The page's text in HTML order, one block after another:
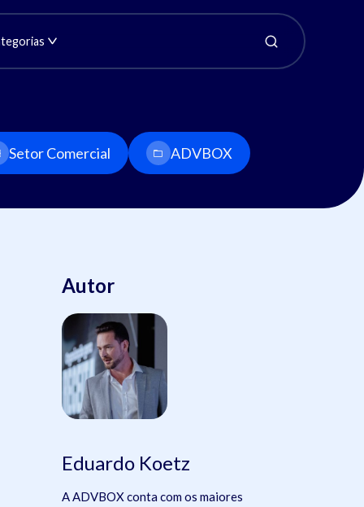
Setor Comercial ADVBOX
Autor
Eduardo Koetz
A ADVBOX conta com os maiores